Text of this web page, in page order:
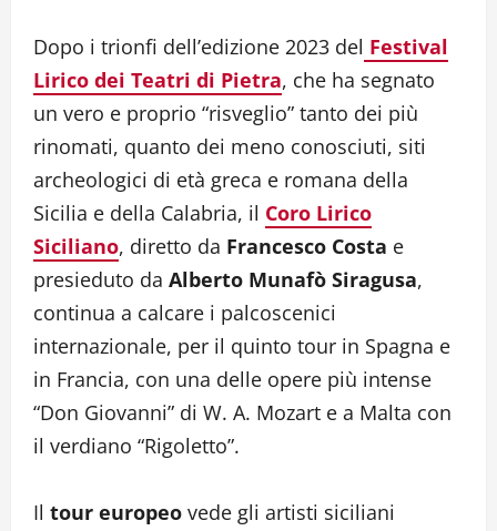
Dopo i trionfi dell’edizione 2023 del Festival
Lirico dei Teatri di Pietra, che ha segnato
un vero e proprio “risveglio” tanto dei più
rinomati, quanto dei meno conosciuti, siti
archeologici di età greca e romana della
Sicilia e della Calabria, il Coro Lirico
Siciliano, diretto da Francesco Costa e
presieduto da Alberto Munafò Siragusa,
continua a calcare i palcoscenici
internazionale, per il quinto tour in Spagna e
in Francia, con una delle opere più intense
“Don Giovanni” di W. A. Mozart e a Malta con
il verdiano “Rigoletto”.
Il tour europeo vede gli artisti siciliani